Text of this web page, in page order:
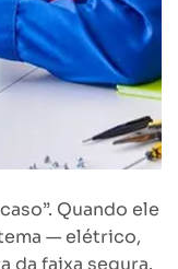
Quando ele
— elétrico,
faixa segura.